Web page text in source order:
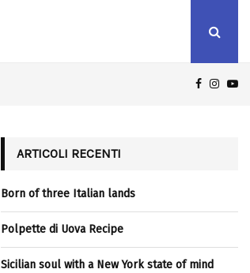
ARTICOLI RECENTI
Born of three Italian lands
Polpette di Uova Recipe
Sicilian soul with a New York state of mind